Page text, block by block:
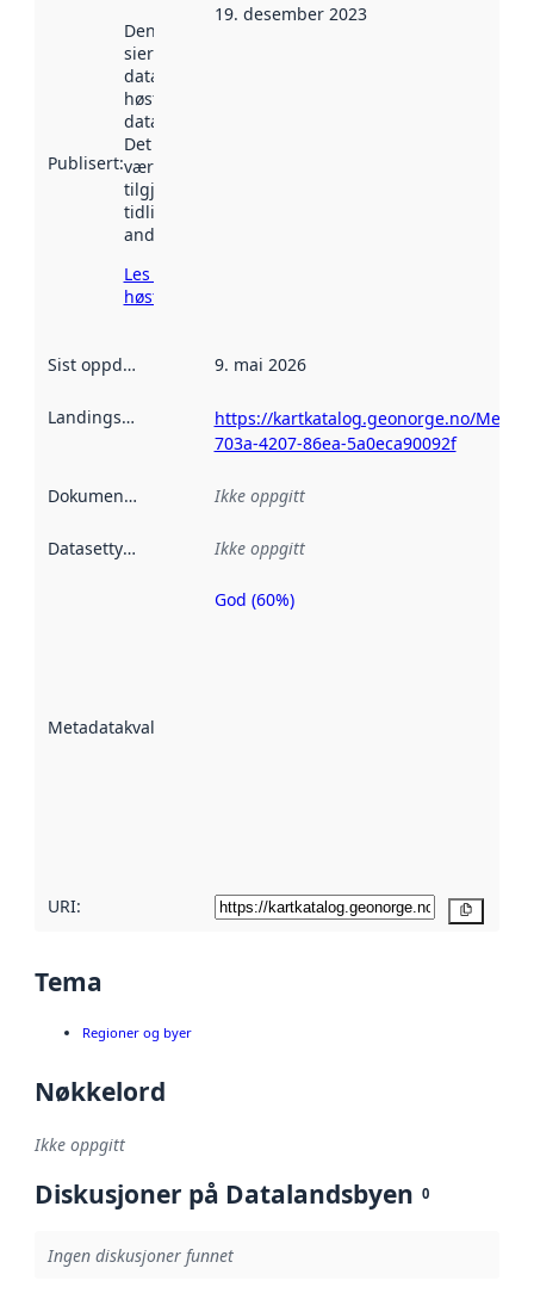
Publisert:
Denne datoen
sier når
datasettet ble
høstet av
data.norge.no.
Det kan ha
vært
tilgjengelig
tidligere
andre steder.
Les mer om
høsting her
19. desember 2023
Sist oppdatert 9. mai 2026
Landingsside
https://kartkatalog.geonorge.no/
703a-4207-86ea-5a0eca90092f
Dokumentasjon Ikke oppgitt
Datasettype Ikke oppgitt
Metadatakvalitet
Metadatakvalitet
God (60%)
URI:
Tema
Regioner og byer
Nøkkelord
Ikke oppgitt
Diskusjoner på Datalandsbyen 0
Ingen diskusjoner funnet